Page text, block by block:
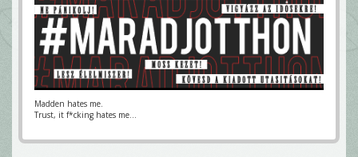
Madden hates me.
Trust, it f*cking hates me...